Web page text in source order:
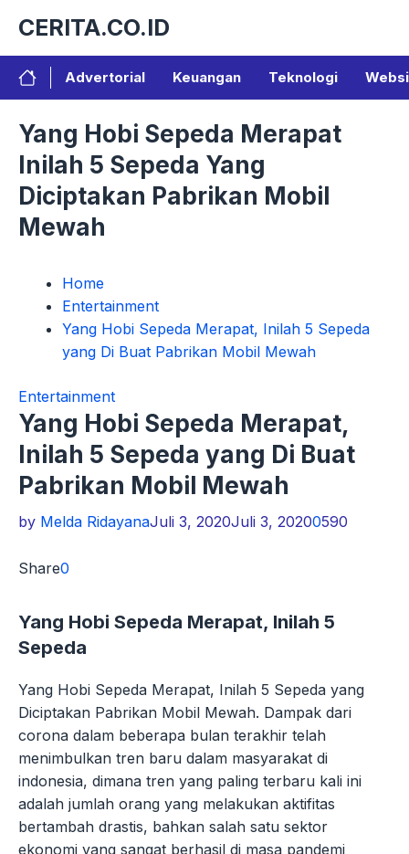
isi
CERITA.CO.ID
Advertorial Keuangan Teknologi
Yang Hobi Sepeda Merapat
Inilah 5 Sepeda Yang
Diciptakan Pabrikan Mobil
Mewah
Home
Entertainment
Yang Hobi Sepeda Merapat, Inilah 5 Sepeda
yang Di Buat Pabrikan Mobil Mewah
Entertainment
Yang Hobi Sepeda Merapat,
Inilah 5 Sepeda yang Di Buat
Pabrikan Mobil Mewah
by Melda RidayanaJuli 3, 2020Juli 3, 20200590
Share0
Yang Hobi Sepeda Merapat, Inilah 5
Sepeda
Yang Hobi Sepeda Merapat, Inilah 5 Sepeda yang
Diciptakan Pabrikan Mobil Mewah. Dampak dari
corona dalam beberapa bulan terakhir telah
menimbulkan tren baru dalam masyarakat di
indonesia, dimana tren yang paling terbaru kali ini
adalah jumlah orang yang melakukan aktifitas
bertambah drastis, bahkan salah satu sektor
ekonomi yang sangat berhasil di masa pandemi